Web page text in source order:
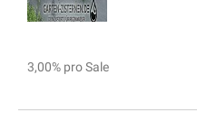
3,00% pro Sale